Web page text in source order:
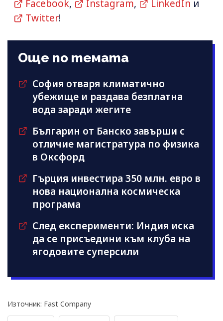
Facebook, Instagram, LinkedIn и
Twitter!
Още по темата
София отваря климатично
убежище и раздава безплатна
вода заради жегите
Българин от Банско завърши с
отличие магистратура по физика
в Оксфорд
Гърция инвестира 350 млн. евро в
нова национална космическа
програма
След експерименти: Индия иска
да се присъедини към клубa на
ягодовите суперсили
Източник: Fast Company